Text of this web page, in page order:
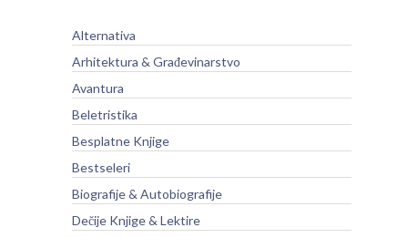
Alternativa
Arhitektura & Građevinarstvo
Avantura
Beletristika
Besplatne Knjige
Bestseleri
Biografije & Autobiografije
Dečije Knjige & Lektire